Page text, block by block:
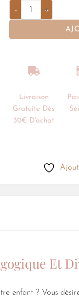
Livraison
Gratuite Dès
30€ D'achat
Et
enfant ? Vous